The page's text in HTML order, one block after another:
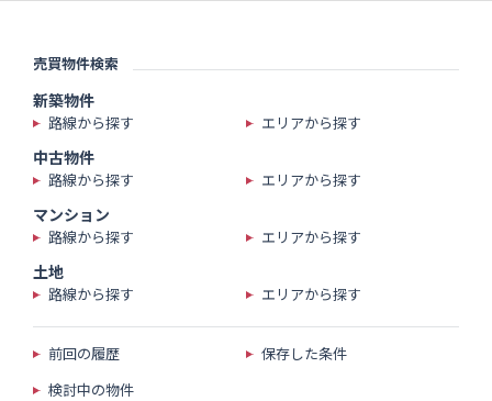
売買物件検索
新築物件
路線から探す エリアから探す
中古物件
路線から探す エリアから探す
マンション
路線から探す エリアから探す
土地
路線から探す エリアから探す
前回の履歴
保存した条件
検討中の物件